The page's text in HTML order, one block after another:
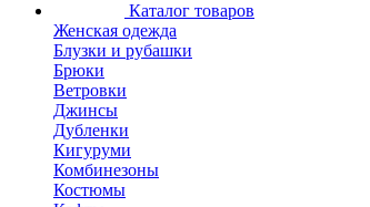
Каталог товаров
Женская одежда
Блузки и рубашки
Брюки
Ветровки
Джинсы
Дубленки
Кигуруми
Комбинезоны
Костюмы